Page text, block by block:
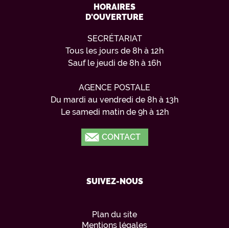
HORAIRES
D'OUVERTURE
SECRÉTARIAT
Tous les jours de 8h à 12h
Sauf le jeudi de 8h à 16h
AGENCE POSTALE
Du mardi au vendredi de 8h à 13h
Le samedi matin de 9h à 12h
CONTACT
SUIVEZ-NOUS
Plan du site
Mentions légales